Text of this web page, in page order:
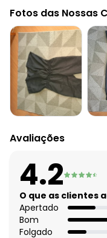
Código do produto:
Modelagem: Solto
Comprimento da
Comprimento: Longo
Decote frente:
Complemento:
detalhe para amarrar;
Tecido: Crepe
Composição: 100%
Fotos das Nossas
Avaliações
4.2
O que as clientes
Apertado
Bom
Folgado